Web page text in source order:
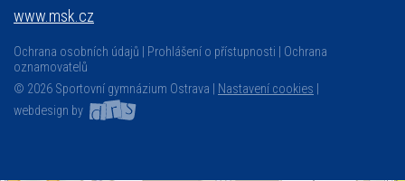
www.msk.cz
Ochrana osobních údajů Prohlášení o přístupnosti
Ochrana
oznamovatelů
© 2026 Sportovní gymnázium Ostrava |
Nastavení cookies
webdesign by